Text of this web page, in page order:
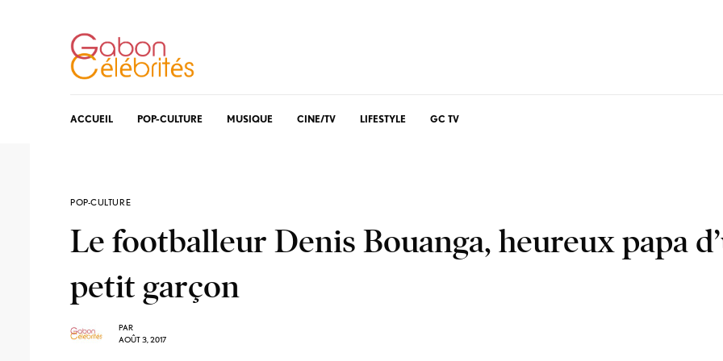
ACCUEIL POP-CULTURE MUSIQUE CINE/TV LIFESTYLE GC TV
POP-CULTURE
Le footballeur Denis Bouanga, heureux papa
petit garçon
PAR
AOÛT 3, 2017